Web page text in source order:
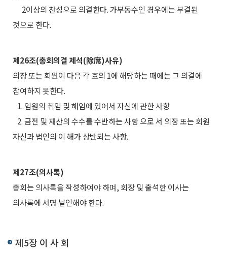
2이상의 찬성으로 의결한다. 가부동수인 경우에는 부결된
것으로 한다.
제26조(총회의결 제석(除席)사유)
의장 또는 회원이 다음 각 호의 1에 해당하는 때에는 그 의결에
참여하지 못한다.
1. 임원의 취임 및 해임에 있어서 자신에 관한 사항
2. 금전 및 재산의 수수를 수반하는 사항 으로 서 의장 또는 회원
자신과 법인의 이 해가 상반되는 사항.
제27조(의사록)
총회는 의사록을 작성하여야 하며, 회장 및 출석한 이사는
의사록에 서명 날인해야 한다.
제5장 이 사 회